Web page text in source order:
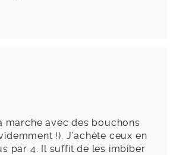
marche avec des bouchons
!). J’achète ceux en
par 4. Il suffit de les imbiber